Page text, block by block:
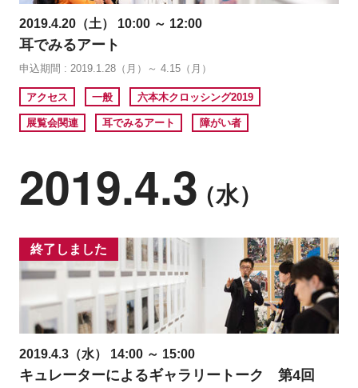
2019.4.20（土） 10:00 ～ 12:00
耳でみるアート
申込期間 : 2019.1.28（月）～ 4.15（月）
アクセス 一般 六本木クロッシング2019
展覧会関連 耳でみるアート 障がい者
2019.4.3（水）
終了しました
2019.4.3（水） 14:00 ～ 15:00
キュレーターによるギャラリートーク 第4回